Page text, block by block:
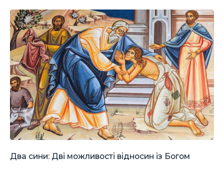
Два сини: Дві можливості відносин із Богом